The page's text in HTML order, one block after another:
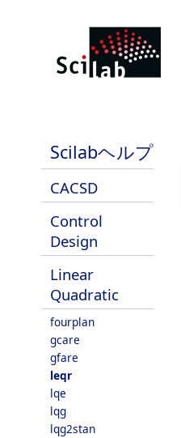
Scilabヘルプ
CACSD
Control
Design
Linear
Quadratic
fourplan
gcare
gfare
leqr
lqe
lqg
lqg2stan